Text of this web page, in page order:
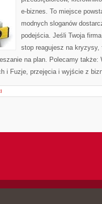
e-biznes. To miejsce
modnych sloganów
podejścia. Jeśli Twoja
stop reagujesz na
na plan. Polecamy także:
i Fuzje, przejęcia i wyjście z